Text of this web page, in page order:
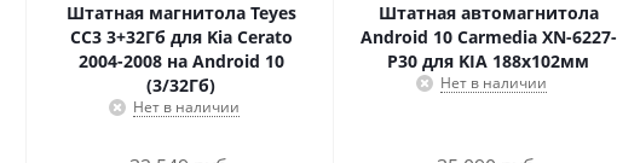
Штатная магнитола Teyes
CC3 3+32Гб для Kia Cerato
2004-2008 на Android 10
(3/32Гб)
Нет в наличии
Штатная автомагнитола
Android 10 Carmedia XN-6227-
P30 для KIA 188x102мм
Нет в наличии